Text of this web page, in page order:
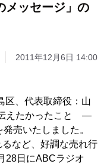
ッセージ」の
2011年12月6日 14:00
区、代表取締役：山
伝えたかったこと ―
売いたしました。
など、好調な売れ行
28日にABCラジオ